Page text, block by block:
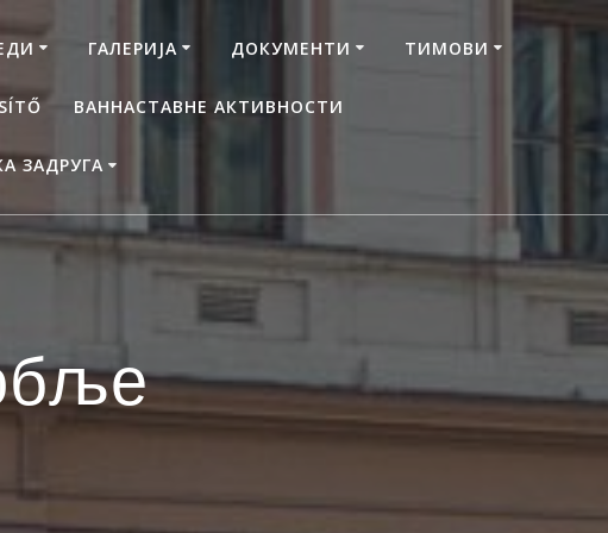
ГАЛЕРИЈА ДОКУМЕНТИ ТИМОВИ
ВАННАСТАВНЕ АКТИВНОСТИ
ЗАДРУГА